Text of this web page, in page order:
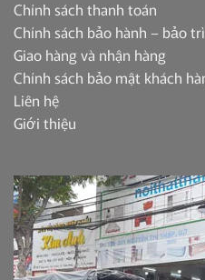
Chính sách thanh toán
Chính sách bảo hành – bảo trì
Giao hàng và nhận hàng
Chính sách bảo mật khách
Liên hệ
Giới thiệu